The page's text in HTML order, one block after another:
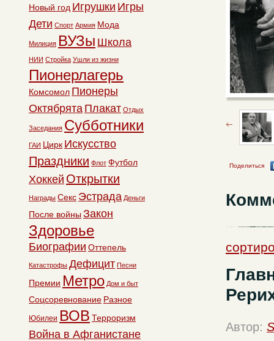
Поделиться
Автор:
Новый год Игрушки Игры
Дети Спорт Армия Мода
Милиция ВУЗы Школа
НИИ Стройка Ушли из жизни
Пионерлагерь
Комсомол Пионеры
Октябрята Плакат Отдых
Заседания Субботники
ГАИ Цирк Искусство
Праздники Флот Футбол
Хоккей Открытки
Награды Секс Эстрада Деньги
После войны Закон
Здоровье
Биографии Оттепель
Катастрофы Дефицит Песни
Премии Метро Дом и быт
Соцсоревнование Разное
Юбилеи ВОВ Терроризм
Война в Афганистане